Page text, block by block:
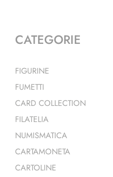
CATEGORIE
FIGURINE
FUMETTI
CARD COLLECTION
FILATELIA
NUMISMATICA
CARTAMONETA
CARTOLINE